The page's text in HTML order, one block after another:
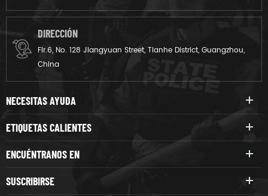
DIRECCIÓN
Flr.6, No. 128 Jiangyuan Street, Tianhe District, Guangzhou,
China
NECESITAS AYUDA
ETIQUETAS CALIENTES
ENCUÉNTRANOS EN
SUSCRIBIRSE